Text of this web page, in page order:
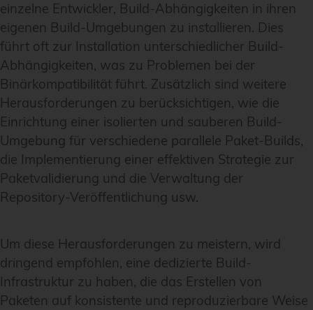
einzelne Entwickler, Build-Abhängigkeiten in ihren
eigenen Build-Umgebungen zu installieren. Dies
führt oft zur Installation unterschiedlicher Build-
Abhängigkeiten, was zu Problemen bei der
Binärkompatibilität führt. Zusätzlich sind weitere
Herausforderungen zu berücksichtigen, wie die
Einrichtung einer isolierten und sauberen Build-
Umgebung für verschiedene parallele Paket-Builds,
die Implementierung einer effektiven Strategie zur
Paketvalidierung und die Verwaltung der
Repository-Veröffentlichung usw.
Um diese Herausforderungen zu meistern, wird
dringend empfohlen, eine dedizierte Build-
Infrastruktur zu haben, die das Erstellen von
Paketen auf konsistente und reproduzierbare Weise